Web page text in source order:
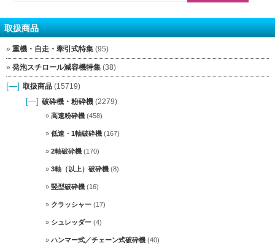
取扱商品
重機・自走・牽引式特集 (95)
発泡スチロール減容機特集 (38)
[—] 取扱商品 (15719)
[—] 破砕機・粉砕機 (2279)
高速粉砕機 (458)
低速・1軸破砕機 (167)
2軸破砕機 (170)
3軸（以上）破砕機 (8)
竪型破砕機 (16)
クラッシャー (17)
シュレッダー (4)
ハンマー式／チェーン式破砕機 (40)